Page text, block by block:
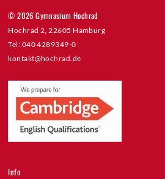
© 2026 Gymnasium Hochrad
Hochrad 2, 22605 Hamburg
Tel: 040 4289349-0
kontakt@hochrad.de
Info